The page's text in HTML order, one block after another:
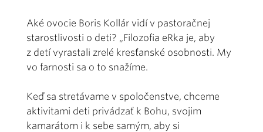
Aké ovocie Boris Kollár vidí v pastoračnej
starostlivosti o deti? „Filozofia eRka je, aby
z detí vyrastali zrelé kresťanské osobnosti. My
vo farnosti sa o to snažíme.
Keď sa stretávame v spoločenstve, chceme
aktivitami deti privádzať k Bohu, svojim
kamarátom i k sebe samým, aby si